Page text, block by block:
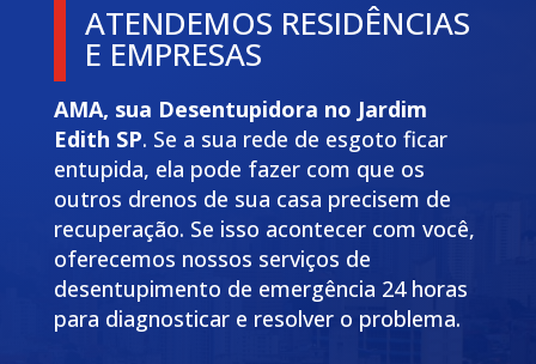
ATENDEMOS RESIDÊNCIAS
E EMPRESAS
AMA, sua Desentupidora no Jardim
Edith SP. Se a sua rede de esgoto ficar
entupida, ela pode fazer com que os
outros drenos de sua casa precisem de
recuperação. Se isso acontecer com você,
oferecemos nossos serviços de
desentupimento de emergência 24 horas
para diagnosticar e resolver o problema.